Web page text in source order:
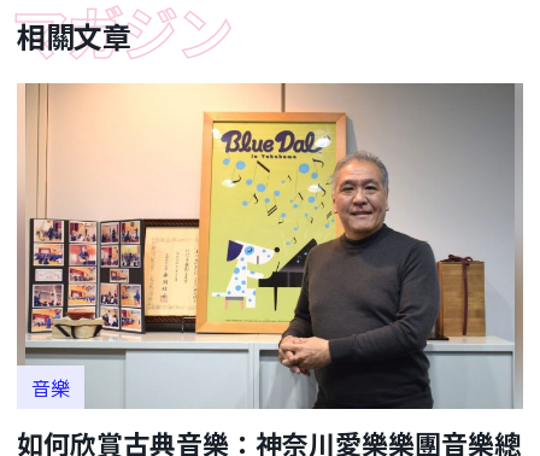
相關文章
音樂
如何欣賞古典音樂：神奈川愛樂樂團音樂總